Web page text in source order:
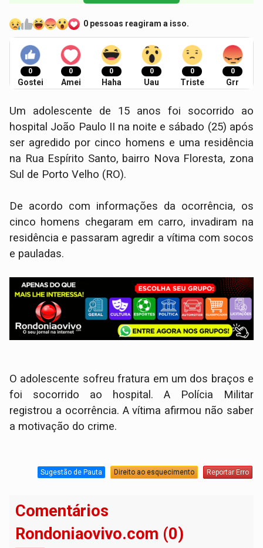
0 pessoas reagiram a isso.
0
Gostei
0
Amei
0
Haha
0
Uau
0
Triste
0
Grr
Um adolescente de 15 anos foi socorrido ao
hospital João Paulo II na noite e sábado (25) após
ser agredido por cinco homens e uma residência
na Rua Espírito Santo, bairro Nova Floresta, zona
Sul de Porto Velho (RO).
De acordo com informações da ocorrência, os
cinco homens chegaram em carro, invadiram na
residência e passaram agredir a vítima com socos
e pauladas.
O adolescente sofreu fratura em um dos braços e
foi socorrido ao hospital. A Polícia Militar
registrou a ocorrência. A vítima afirmou não saber
a motivação do crime.
Sugestão de Pauta Direito ao esquecimento Reportar Erro
Comentários
Rondoniaovivo.com (0)